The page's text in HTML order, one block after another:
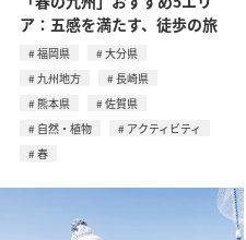
ア：五感を満たす、徒歩の旅
福岡県
大分県
九州地方
長崎県
熊本県
佐賀県
自然・植物
アクティビティ
春